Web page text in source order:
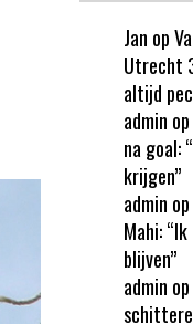
Jan op
Utrecht
altijd
admin op
na goal:
krijgen”
admin op
Mahi:
blijven”
admin op